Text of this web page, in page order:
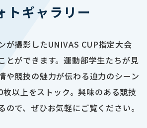
トギャラリー
が撮影したUNIVAS CUP指定大会
とができます。運動部学生たちが見
や競技の魅力が伝わる迫力のシーン
以上をストック。興味のある競技
ので、ぜひお気軽にご覧ください。